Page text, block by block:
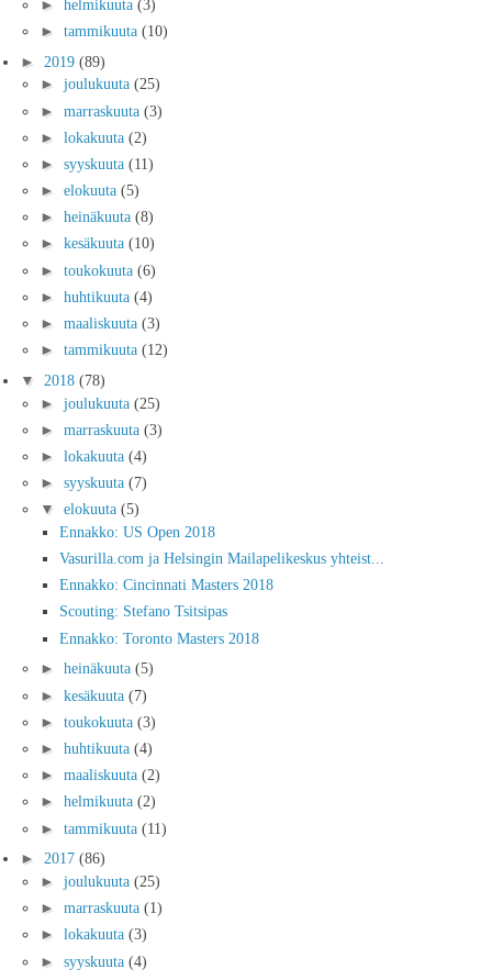
► helmikuuta (3)
► tammikuuta (10)
► 2019 (89)
► joulukuuta (25)
► marraskuuta (3)
► lokakuuta (2)
► syyskuuta (11)
► elokuuta (5)
► heinäkuuta (8)
► kesäkuuta (10)
► toukokuuta (6)
► huhtikuuta (4)
► maaliskuuta (3)
► tammikuuta (12)
▼ 2018 (78)
► joulukuuta (25)
► marraskuuta (3)
► lokakuuta (4)
► syyskuuta (7)
▼ elokuuta (5)
Ennakko: US Open 2018
Vasurilla.com ja Helsingin Mailapelikeskus yhteist...
Ennakko: Cincinnati Masters 2018
Scouting: Stefano Tsitsipas
Ennakko: Toronto Masters 2018
► heinäkuuta (5)
► kesäkuuta (7)
► toukokuuta (3)
► huhtikuuta (4)
► maaliskuuta (2)
► helmikuuta (2)
► tammikuuta (11)
► 2017 (86)
► joulukuuta (25)
► marraskuuta (1)
► lokakuuta (3)
► syyskuuta (4)